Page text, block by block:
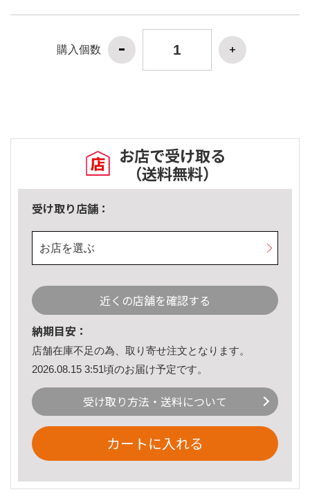
購入個数
お店で受け取る
（送料無料）
受け取り店舗：
お店を選ぶ
近くの店舗を確認する
納期目安：
店舗在庫不足の為、取り寄せ注文となります。
2026.08.15 3:51頃のお届け予定です。
受け取り方法・送料について
カートに入れる